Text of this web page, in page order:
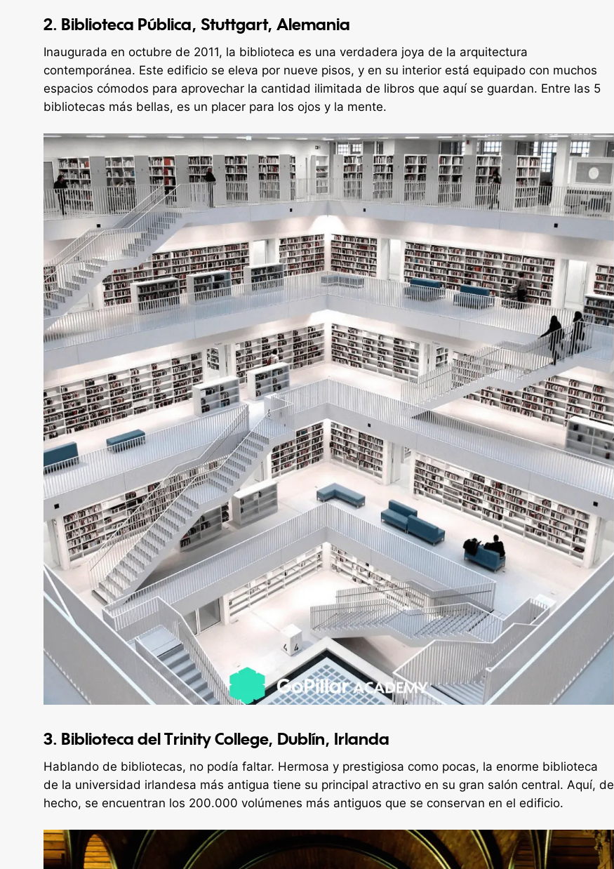
2. Biblioteca Pública, Stuttgart, Alemania
Inaugurada en octubre de 2011, la biblioteca es una verdadera joya de la arquitectura
contemporánea. Este edificio se eleva por nueve pisos, y en su interior está equipado con muchos
espacios cómodos para aprovechar la cantidad ilimitada de libros que aquí se guardan. Entre las 5
bibliotecas más bellas, es un placer para los ojos y la mente.
3. Biblioteca del Trinity College, Dublín, Irlanda
Hablando de bibliotecas, no podía faltar. Hermosa y prestigiosa como pocas, la enorme biblioteca
de la universidad irlandesa más antigua tiene su principal atractivo en su gran salón central. Aquí, de
hecho, se encuentran los 200.000 volúmenes más antiguos que se conservan en el edificio.